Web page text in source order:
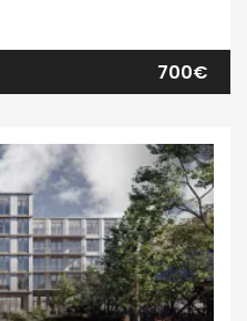
700€